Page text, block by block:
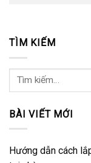
TÌM KIẾM
Tìm
BÀI VIẾT MỚI
Hướng dẫn cách